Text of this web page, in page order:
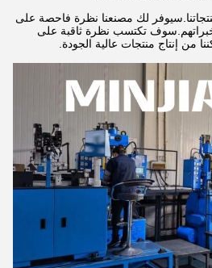
لك مصنعنا نظرة فاحصة على
وخبراتهم.سوف تكتسب نظرة ثاقبة على
من إنتاج منتجات عالية الجودة.